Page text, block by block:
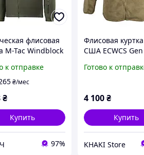
флисовая
M-Tac Windblock
Brown, тёплая,
и
к отправке
₴/мес
₴
Купить
97%
Флисовая
США ECWCS
Готово к
4 100 ₴
Купить
KHAKI Store